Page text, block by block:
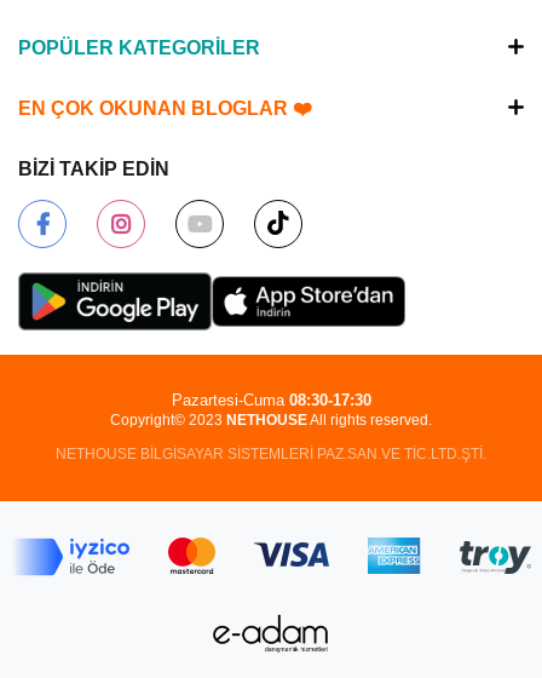
POPÜLER KATEGORİLER
EN ÇOK OKUNAN BLOGLAR ❤️
BİZİ TAKİP EDİN
Copyright© 2023 NETHOUSEAll rights reserved.
NETHOUSE BİLGİSAYAR SİSTEMLERİ PAZ.SAN.VE TİC.LTD.ŞTİ.
Pazartesi-Cuma 08:30-17:30